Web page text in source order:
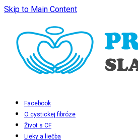
Skip to Main Content
Facebook
O cystickej fibróze
Život s CF
Lieky a liečba